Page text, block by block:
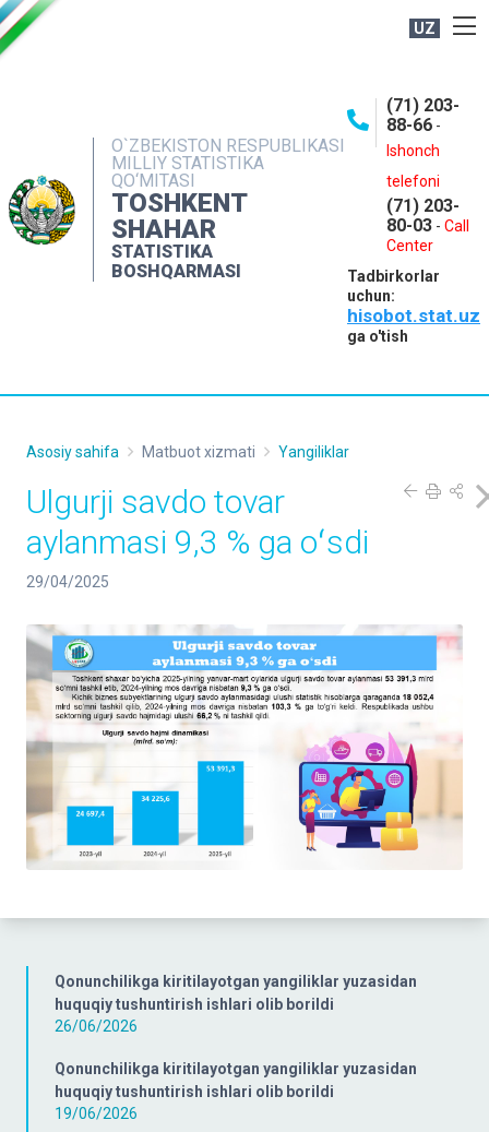
UZ
O`ZBEKISTON RESPUBLIKASI
MILLIY STATISTIKA
QO‘MITASI
TOSHKENT
SHAHAR
STATISTIKA
BOSHQARMASI
(71) 203-
88-66 -
Ishonch
telefoni
(71) 203-
80-03 - Call
Center
Tadbirkorlar
uchun:
hisobot.stat.uz
ga o'tish
NASHRLAR
INTERAKTIV XIZMATLAR
MATBUOT XIZMATI
MUROJAATLAR
Qonunchilikga kiritilayotgan yangiliklar yuzasidan
huquqiy tushuntirish ishlari olib borildi
26/06/2026
Qonunchilikga kiritilayotgan yangiliklar yuzasidan
huquqiy tushuntirish ishlari olib borildi
19/06/2026
Asosiy sahifa Matbuot xizmati Yangiliklar
Ulgurji savdo tovar
aylanmasi 9,3 % ga oʻsdi
29/04/2025